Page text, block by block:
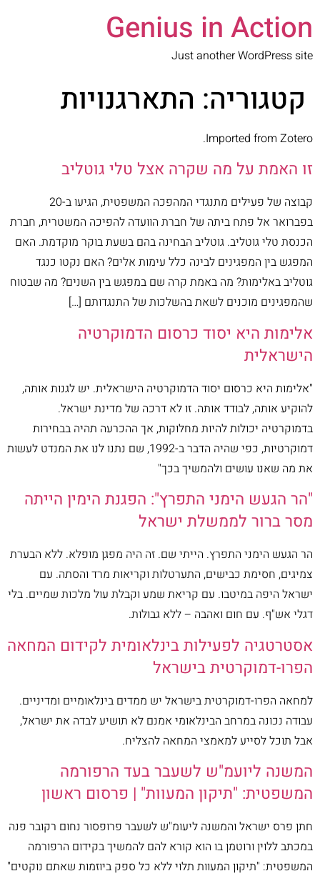
Genius in Action
Just another WordPress site
קטגוריה: התארגנויות
Imported from Zotero.
זו האמת על מה שקרה אצל טלי גוטליב
קבוצה של פעילים מתנגדי המהפכה המשפטית, הגיעו ב-20
בפברואר אל פתח ביתה של חברת הוועדה להפיכה המשטרית, חברת
הכנסת טלי גוטליב. גוטליב הבחינה בהם בשעת בוקר מוקדמת. האם
המפגש בין המפגינים לבינה כלל עימות אלים? האם נקטו כנגד
גוטליב באלימות? מה באמת קרה שם במפגש בין השנים? מה שבטוח
שהמפגינים מוכנים לשאת בהשלכות של התנגדותם […]
אלימות היא יסוד כרסום הדמוקרטיה
הישראלית
"אלימות היא כרסום יסוד הדמוקרטיה הישראלית. יש לגנות אותה,
להוקיע אותה, לבודד אותה. זו לא דרכה של מדינת ישראל.
בדמוקרטיה יכולות להיות מחלוקות, אך ההכרעה תהיה בבחירות
דמוקרטיות, כפי שהיה הדבר ב-1992, שם נתנו לנו את המנדט לעשות
את מה שאנו עושים ולהמשיך בכך"
"הר הגעש הימני התפרץ": הפגנת הימין הייתה
מסר ברור לממשלת ישראל
הר הגעש הימני התפרץ. הייתי שם. זה היה מפגן מופלא. ללא הבערת
צמיגים, חסימת כבישים, התערטלות וקריאות מרד והסתה. עם
ישראל היפה במיטבו. עם קריאת שמע וקבלת עול מלכות שמיים. בלי
דגלי אש"ף. עם חום ואהבה – ללא גבולות.
אסטרטגיה לפעילות בינלאומית לקידום המחאה
הפרו-דמוקרטית בישראל
למחאה הפרו-דמוקרטית בישראל יש ממדים בינלאומיים ומדיניים.
עבודה נכונה במרחב הבינלאומי אמנם לא תושיע לבדה את ישראל,
אבל תוכל לסייע למאמצי המחאה להצליח.
המשנה ליועמ"ש לשעבר בעד הרפורמה
המשפטית: "תיקון המעוות" | פרסום ראשון
חתן פרס ישראל והמשנה ליעומ"ש לשעבר פרופסור נחום רקובר פנה
במכתב ללוין ורוטמן בו הוא קורא להם להמשיך בקידום הרפורמה
המשפטית: "תיקון המעוות תלוי ללא כל ספק ביוזמות שאתם נוקטים"